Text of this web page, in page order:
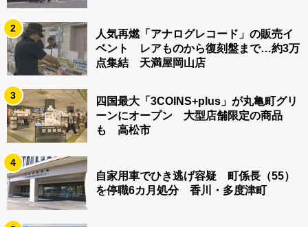
2
人気再燃「アナログレコード」の販売イ
ベント レアものから復刻盤まで…約3万
点集結 天満屋岡山店
3
四国最大「3COINS+plus」が丸亀町グリ
ーンにオープン 大型店舗限定の商品
も 高松市
4
自家用車でひき逃げ容疑 町係長（55）
を停職6カ月処分 香川・多度津町